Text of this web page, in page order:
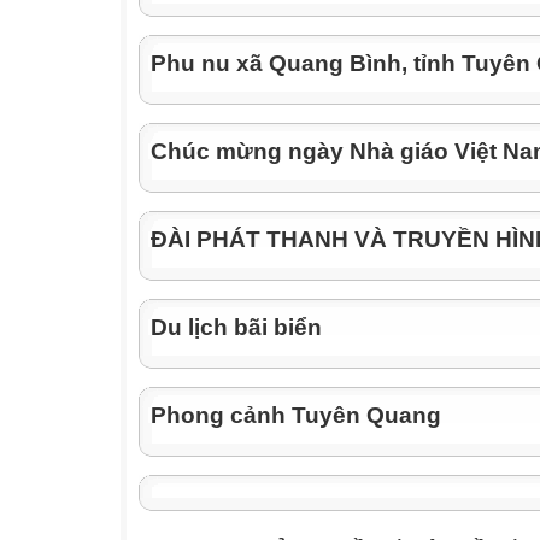
website, em nên nhập từ khóa vào đâu?
A. Thanh địa chỉ của trình duyệt.
B. Ô tìm kiếm (Search box) của trang web
C. Phần mềm soạn thảo văn bản Word.
D. Thùng rác (Recycle Bin).
Câu 3 (0,5 điểm): Để tìm nhanh một tệp tin
nhớ vị
trí, em sử dụng công cụ nào trong File
A. Nút Close (X).
B. Ô Search (Tìm kiếm) ở góc trên bên phải
D. Chuột phải chọn Delete.
Câu 4 (0,5 điểm): Trong phần mềm soạn
thảo, em chọn thẻ nào trên thanh bảng
A. Home
C. Insert
Phu nu xã Quang Bình, tỉnh Tuyên
Chúc mừng ngày Nhà giáo Việt
ĐÀI PHÁT THANH VÀ TRUYỀN
Du lịch bãi biển
Phong cảnh Tuyên Quang